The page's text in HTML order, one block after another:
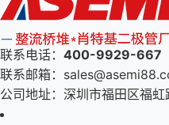
联系电话： 400-9929-667
联系邮箱：
公司地址：深圳市福田区福